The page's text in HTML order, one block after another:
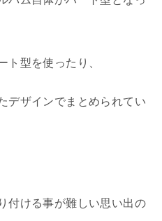
ト型を使ったり、
デザインでまとめられてい
付ける事が難しい思い出の